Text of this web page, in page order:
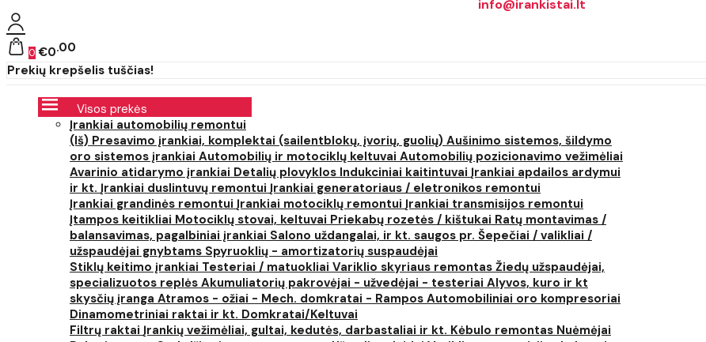
info@irankistai.lt
0 €0 00
Prekių krepšelis tuščias!
Visos prekės
Įrankiai automobilių remontui
(Iš) Presavimo įrankiai, komplektai (sailentblokų, įvorių, guolių) Aušinimo sistemos, šildymo
oro sistemos įrankiai Automobilių ir motociklų keltuvai Automobilių pozicionavimo vežimėliai
Avarinio atidarymo įrankiai Detalių plovyklos Indukciniai kaitintuvai Įrankiai apdailos ardymui
ir kt. Įrankiai duslintuvų remontui Įrankiai generatoriaus / eletronikos remontui
Įrankiai grandinės remontui Įrankiai motociklų remontui Įrankiai transmisijos remontui
Įtampos keitikliai Motociklų stovai, keltuvai Priekabų rozetės / kištukai Ratų montavimas /
balansavimas, pagalbiniai įrankiai Salono uždangalai, ir kt. saugos pr. Šepečiai / valikliai /
užspaudėjai gnybtams Spyruoklių - amortizatorių suspaudėjai
Stiklų keitimo įrankiai Testeriai / matuokliai Variklio skyriaus remontas Žiedų užspaudėjai,
specializuotos replės Akumuliatorių pakrovėjai - užvedėjai - testeriai Alyvos, kuro ir kt
skysčių įranga Atramos - ožiai - Mech. domkratai - Rampos Automobiliniai oro kompresoriai
Dinamometriniai raktai ir kt. Domkratai/Keltuvai
Filtrų raktai Įrankių vežimėliai, gultai, kedutės, darbastaliai ir kt. Kėbulo remontas Nuėmėjai